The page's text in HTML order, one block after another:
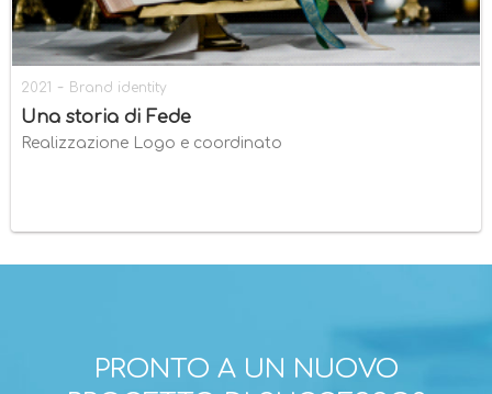
2021 - Brand identity
Una storia di Fede
Realizzazione Logo e coordinato
PRONTO A UN NUOVO